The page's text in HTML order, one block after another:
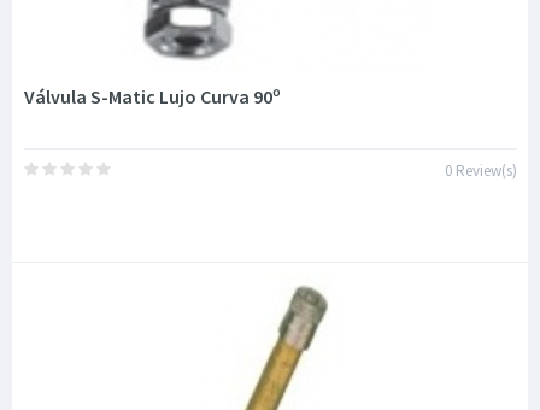
Válvula S-Matic Lujo Curva 90º
0 Review(s)